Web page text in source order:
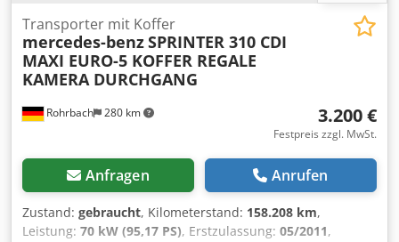
Rohrbach 280 km
Transporter mit Koffer
mercedes-benzSPRINTER 310 CDI
MAXI EURO-5 KOFFER REGALE
KAMERA DURCHGANG
3.200 €
Festpreis zzgl. MwSt.
Anfragen Anrufen
Zustand: gebraucht, Kilometerstand: 158.208 km,
Leistung: 70 kW (95,17 PS), Erstzulassung: 05/2011,